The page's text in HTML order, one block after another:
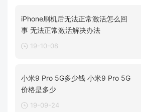
iPhone刷机后无法正常激活怎么回
事 无法正常激活解决办法
19-10-08
小米9 Pro 5G多少钱 小米9 Pro 5G
价格是多少
19-09-24